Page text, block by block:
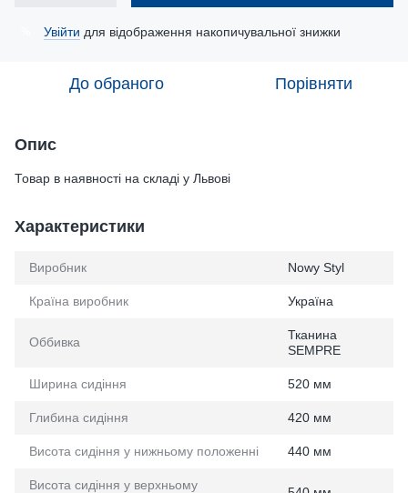
Увійти для відображення накопичувальної знижки
До обраного Порівняти
Опис
Товар в наявності на складі у Львові
Характеристики
Виробник Nowy Styl
Країна виробник Україна
Оббивка
Тканина
SEMPRE
Ширина сидіння 520 мм
Глибина сидіння 420 мм
Висота сидіння у нижньому положенні 440 мм
Висота сидіння у верхньому